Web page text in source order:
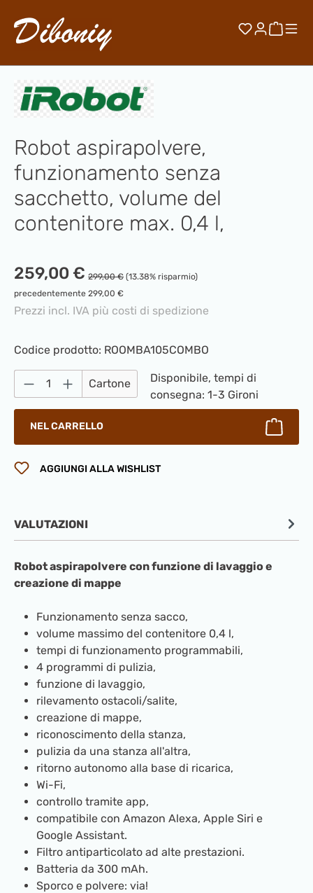
Passa al contenuto principale
Hai 0Il
Robot aspirapolvere,
funzionamento senza
sacchetto, volume del
contenitore max. 0,4 l,
Prezzo di vendita:
259,00 € Prezzo normale:
299,00 € (13.38% risparmio)
precedentemente 299,00 €
Prezzi incl. IVA più costi di spedizione
Codice prodotto: ROOMBA105COMBO
Quantità del prodotto: inserisci la
Cartone
Disponibile, tempi di
consegna: 1-3 Gironi
NEL CARRELLO
AGGIUNGI ALLA WISHLIST
VALUTAZIONI
Robot aspirapolvere con funzione di lavaggio e
creazione di mappe
Funzionamento senza sacco,
volume massimo del contenitore 0,4 l,
tempi di funzionamento programmabili,
4 programmi di pulizia,
funzione di lavaggio,
rilevamento ostacoli/salite,
creazione di mappe,
riconoscimento della stanza,
pulizia da una stanza all'altra,
ritorno autonomo alla base di ricarica,
Wi-Fi,
controllo tramite app,
compatibile con Amazon Alexa, Apple Siri e
Google Assistant.
Filtro antiparticolato ad alte prestazioni.
Batteria da 300 mAh.
Sporco e polvere: via!